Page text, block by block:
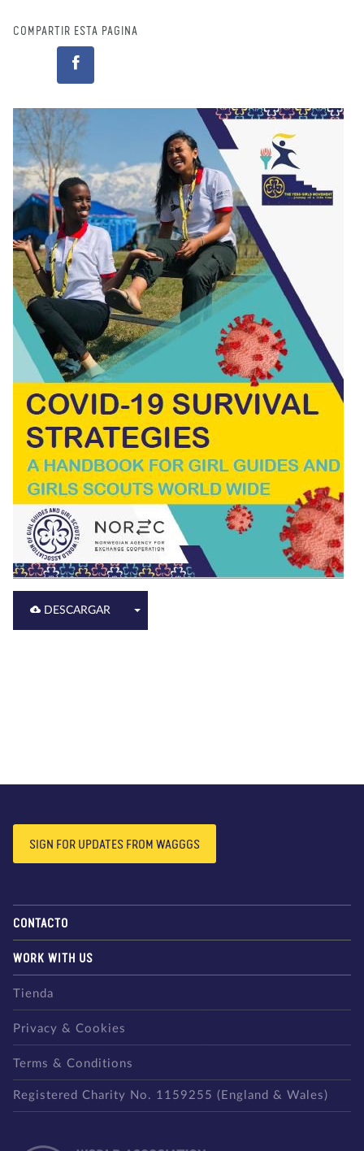
COMPARTIR ESTA PÁGINA
DESCARGAR
SIGN FOR UPDATES FROM WAGGGS
CONTACTO
WORK WITH US
Tienda
Privacy & Cookies
Terms & Conditions
Registered Charity No. 1159255 (England & Wales)